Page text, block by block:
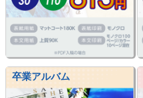
卒業アルバム